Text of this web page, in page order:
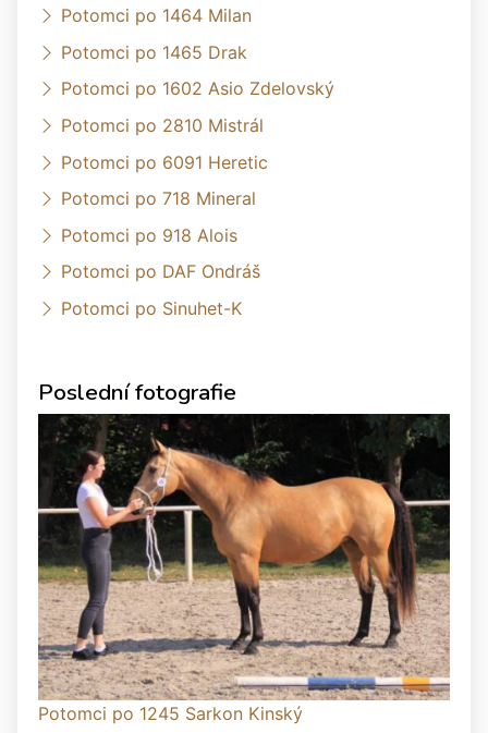
Potomci po 1464 Milan
Potomci po 1465 Drak
Potomci po 1602 Asio Zdelovský
Potomci po 2810 Mistrál
Potomci po 6091 Heretic
Potomci po 718 Mineral
Potomci po 918 Alois
Potomci po DAF Ondráš
Potomci po Sinuhet-K
Poslední fotografie
Potomci po 1245 Sarkon Kinský